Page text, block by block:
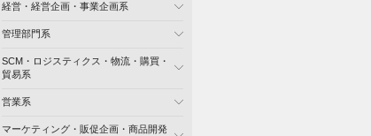
経営・経営企画・事業企画系
管理部門系
SCM・ロジスティクス・物流・購買・
貿易系
営業系
マーケティング・販促企画・商品開発